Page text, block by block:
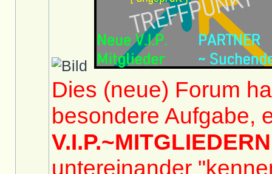
Dies (neue) Forum
besondere Aufgabe,
V.I.P.~MITGLIEDERN
untereinander